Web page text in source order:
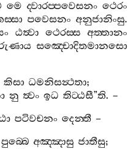
මෙ ද‍්වාරප‍්පවෙසනං ථෙරං
පවෙසනං අනුජානිංසු.
ඨත්‍වා ථෙරස‍්ස අත‍්තානං
සඤ‍්චොදිතමානසො
කිසා ධමනිසන්‍ථතා;
නු ත්‍වං ඉධ තිට‍්ඨසී”ති. –
පටිවචනං දෙන‍්තී –
පුබ‍්බෙ අඤ‍්ඤාසු ජාතීසු;